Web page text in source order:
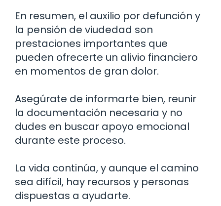
En resumen, el auxilio por defunción y
la pensión de viudedad son
prestaciones importantes que
pueden ofrecerte un alivio financiero
en momentos de gran dolor.
Asegúrate de informarte bien, reunir
la documentación necesaria y no
dudes en buscar apoyo emocional
durante este proceso.
La vida continúa, y aunque el camino
sea difícil, hay recursos y personas
dispuestas a ayudarte.